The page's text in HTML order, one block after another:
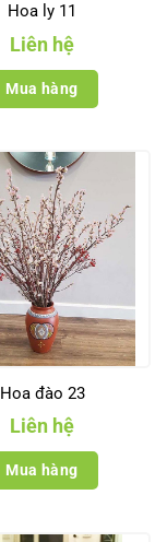
Hoa ly 11
Liên hệ
Mua hàng
Hoa đào 23
Liên hệ
Mua hàng